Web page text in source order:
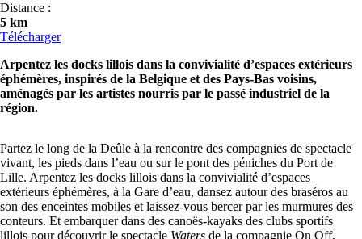
Distance :
5 km
Télécharger
Arpentez les docks lillois dans la convivialité d’espaces extérieurs
éphémères, inspirés de la Belgique et des Pays-Bas voisins,
aménagés par les artistes nourris par le passé industriel de la
région.
Partez le long de la Deûle à la rencontre des compagnies de spectacle
vivant, les pieds dans l’eau ou sur le pont des péniches du Port de
Lille. Arpentez les docks lillois dans la convivialité d’espaces
extérieurs éphémères, à la Gare d’eau, dansez autour des braséros au
son des enceintes mobiles et laissez-vous bercer par les murmures des
conteurs. Et embarquer dans des canoës-kayaks des clubs sportifs
lillois pour découvrir le spectacle Waters de la compagnie On Off,